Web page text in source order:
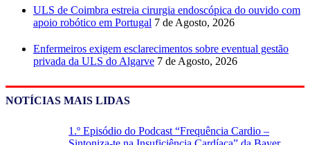
ULS de Coimbra estreia cirurgia endoscópica do ouvido com
apoio robótico em Portugal 7 de Agosto, 2026
Enfermeiros exigem esclarecimentos sobre eventual gestão
privada da ULS do Algarve 7 de Agosto, 2026
NOTÍCIAS MAIS LIDAS
1.º Episódio do Podcast “Frequência Cardio –